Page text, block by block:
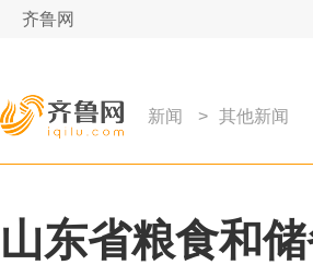
齐鲁网
新闻 > 其他新闻
山东省粮食和